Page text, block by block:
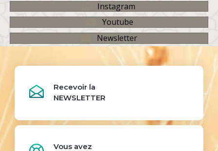
Instagram
Youtube
Newsletter
Recevoir la
NEWSLETTER
Vous avez